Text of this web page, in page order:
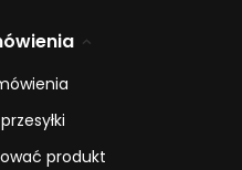
produkt